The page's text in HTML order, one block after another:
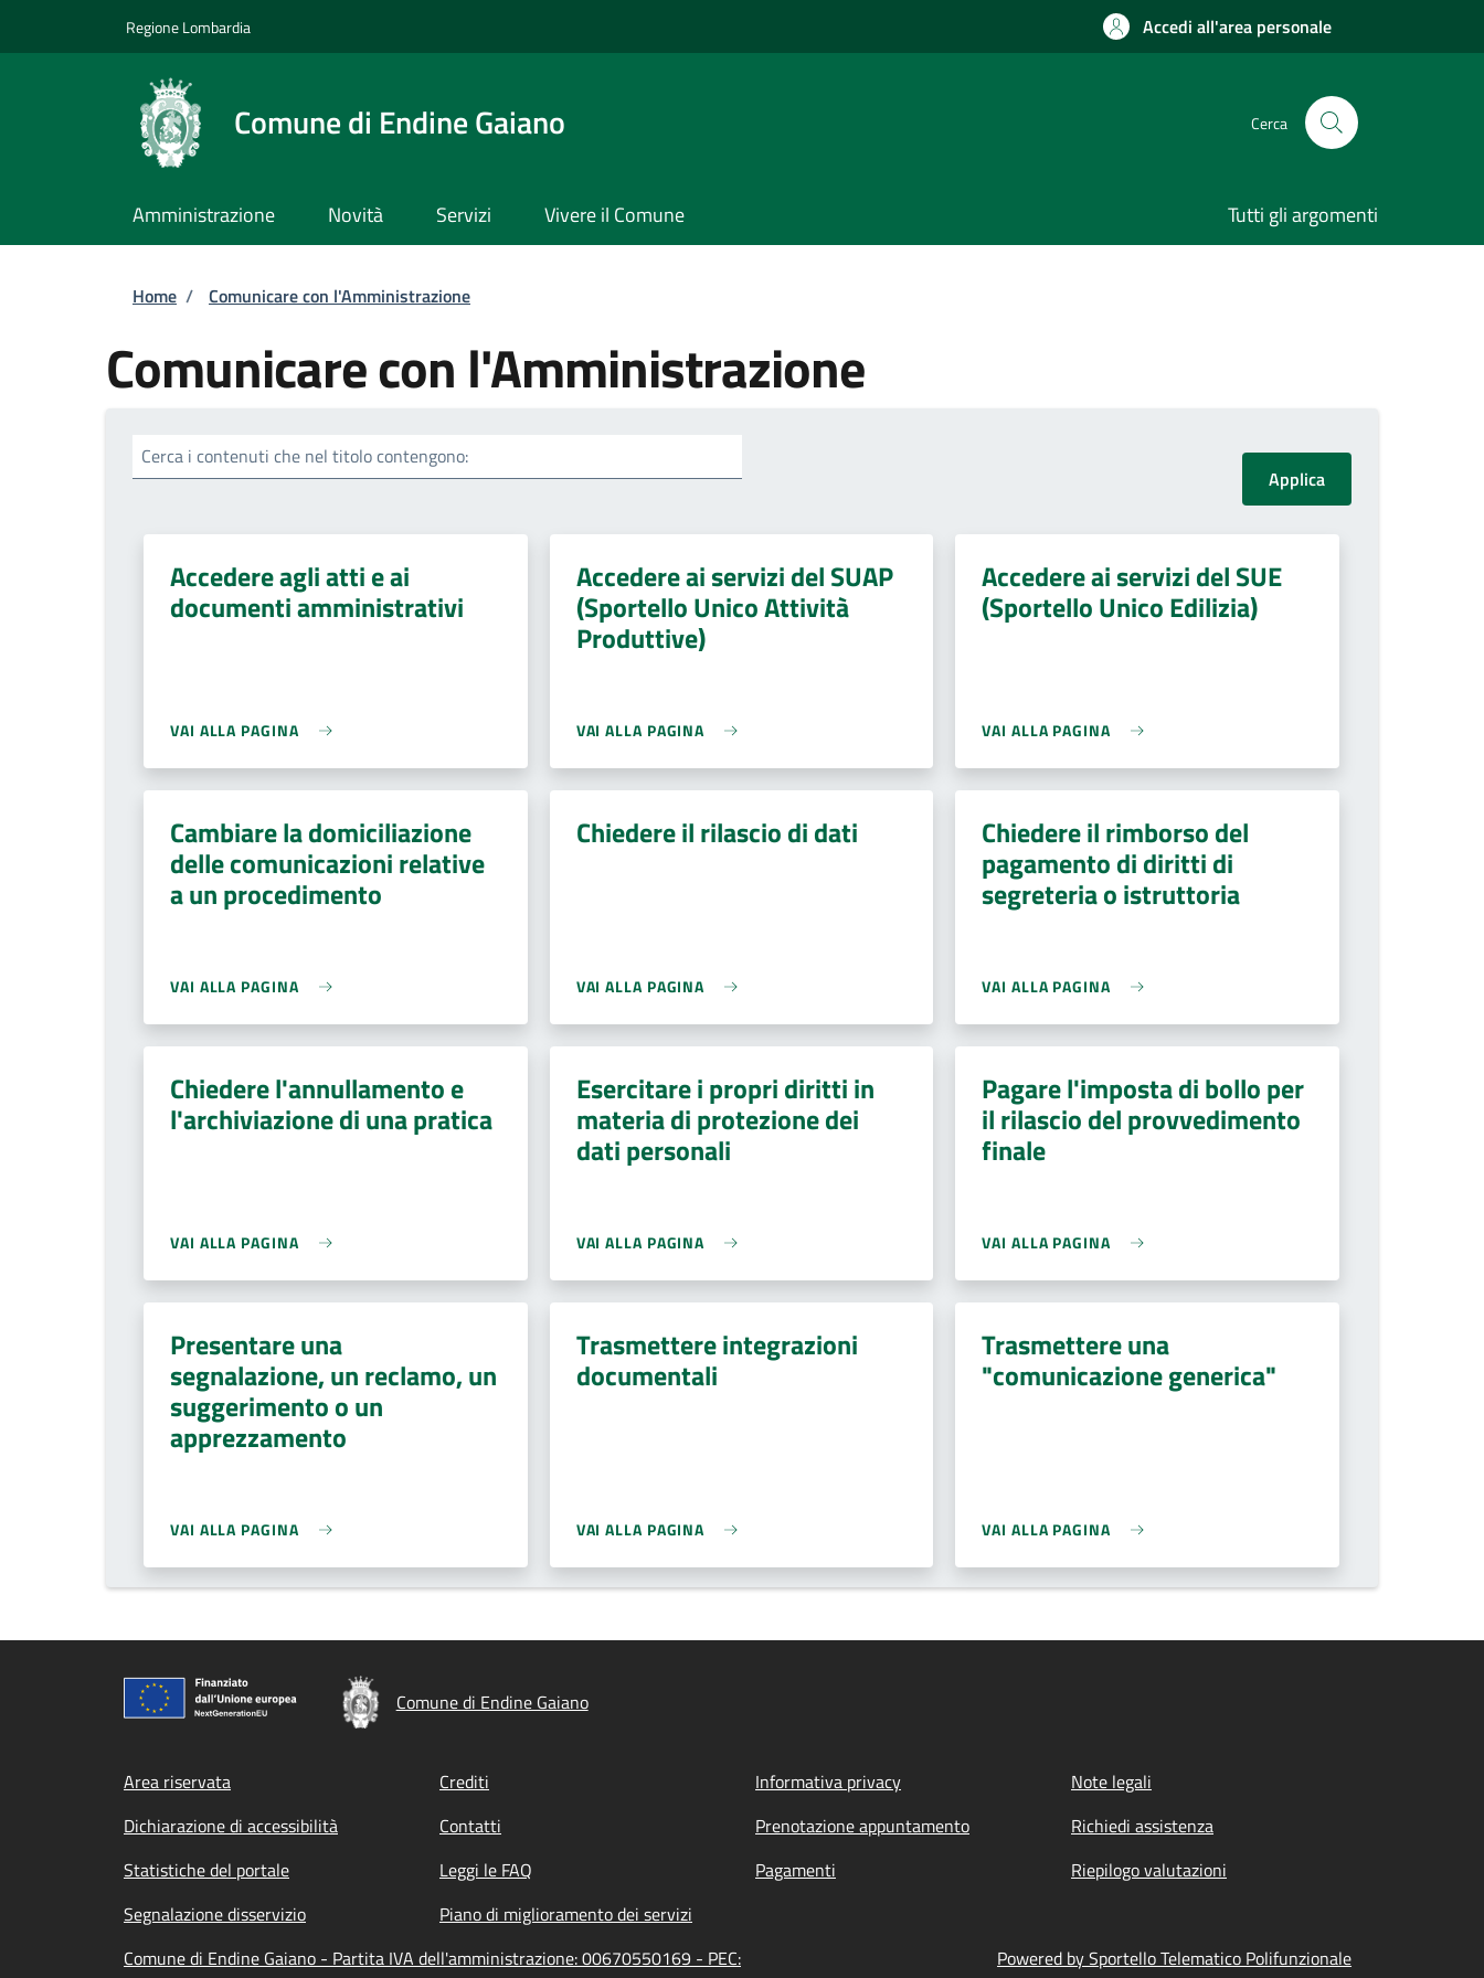
Regione Lombardia Accedi all'area personale
Comune di Endine Gaiano Cerca
Amministrazione Novità Servizi Vivere il Comune Tutti gli argomenti
Briciole di pane
Home / Comunicare con l'Amministrazione
Comunicare con l'Amministrazione
Cerca i contenuti che nel titolo contengono:
Accedere agli atti e ai
documenti amministrativi
VAI ALLA PAGINA
Accedere ai servizi del SUAP
(Sportello Unico Attività
Produttive)
VAI ALLA PAGINA
Accedere ai servizi del SUE
(Sportello Unico Edilizia)
VAI ALLA PAGINA
Cambiare la domiciliazione
delle comunicazioni relative
a un procedimento
VAI ALLA PAGINA
Chiedere il rilascio di dati
VAI ALLA PAGINA
Chiedere il rimborso del
pagamento di diritti di
segreteria o istruttoria
VAI ALLA PAGINA
Chiedere l'annullamento e
l'archiviazione di una pratica
VAI ALLA PAGINA
Esercitare i propri diritti in
materia di protezione dei
dati personali
VAI ALLA PAGINA
Pagare l'imposta di bollo per
il rilascio del provvedimento
finale
VAI ALLA PAGINA
Presentare una
segnalazione, un reclamo, un
suggerimento o un
apprezzamento
VAI ALLA PAGINA
Trasmettere integrazioni
documentali
VAI ALLA PAGINA
Trasmettere una
"comunicazione generica"
VAI ALLA PAGINA
Comune di Endine Gaiano
Footer menu
Area riservata Crediti Informativa privacy
Note legali
Dichiarazione di accessibilità
Contatti Prenotazione appuntamento
Richiedi assistenza
Statistiche del portale
Leggi le FAQ Pagamenti
Riepilogo valutazioni
Segnalazione disservizio
Piano di miglioramento dei servizi
Comune di Endine Gaiano - Partita IVA dell'amministrazione: 00670550169 - PEC:
Powered by Sportello Telematico Polifunzionale